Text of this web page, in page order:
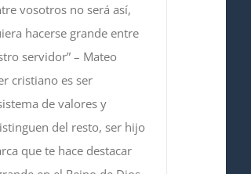
vosotros no será así,
hacerse grande entre
servidor” – Mateo
cristiano es ser
de valores y
del resto, ser hijo
que te hace destacar